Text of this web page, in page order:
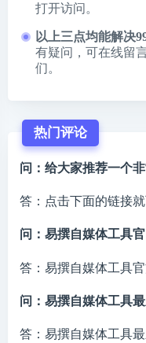
打开访问。
以上三点均能解决
有疑问，可在线留
们。
热门评论
问：给大家推荐一个
答：点击下面的链接
问：易撰自媒体工具
答：易撰自媒体工具
问：易撰自媒体工具
答：易撰自媒体工具